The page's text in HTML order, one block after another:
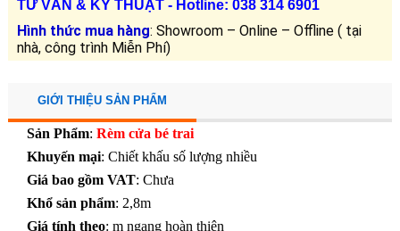
TƯ VẤN & KỸ THUẬT- Hotline: 038 314 6901
Hình thức mua hàng: Showroom – Online – Offline ( tại
nhà, công trình Miễn Phí)
GIỚI THIỆU SẢN PHẨM
Sản Phẩm: Rèm cửa bé trai
Khuyến mại: Chiết khấu số lượng nhiều
Giá bao gồm VAT: Chưa
Khổ sản phẩm: 2,8m
Giá tính theo: m ngang hoàn thiện